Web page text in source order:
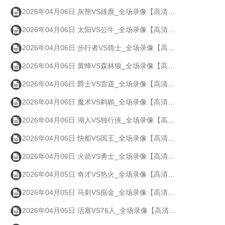
2026年04月06日 灰熊VS雄鹿_全场录像【高清回放】
2026年04月06日 太阳VS公牛_全场录像【高清回放】
2026年04月06日 步行者VS骑士_全场录像【高清回放】
2026年04月06日 黄蜂VS森林狼_全场录像【高清回放】
2026年04月06日 爵士VS雷霆_全场录像【高清回放】
2026年04月06日 魔术VS鹈鹕_全场录像【高清回放】
2026年04月06日 湖人VS独行侠_全场录像【高清回放】
2026年04月06日 快船VS国王_全场录像【高清回放】
2026年04月06日 火箭VS勇士_全场录像【高清回放】
2026年04月05日 奇才VS热火_全场录像【高清回放】
2026年04月05日 马刺VS掘金_全场录像【高清回放】
2026年04月05日 活塞VS76人_全场录像【高清回放】